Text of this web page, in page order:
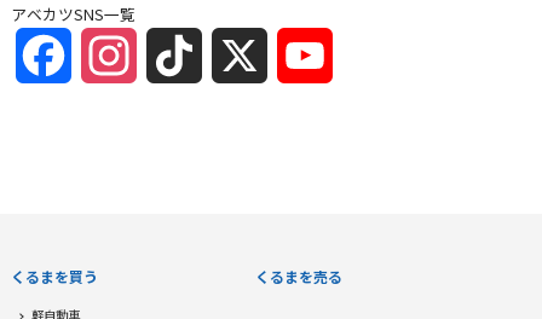
アベカツSNS一覧
FacebookInstagramTikTok
くるまを買う
軽自動車
くるまを売る